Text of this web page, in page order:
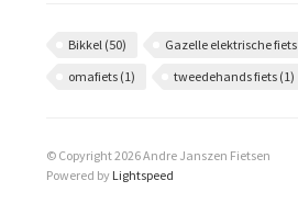
Bikkel (50) Gazelle elektrische fiets
omafiets (1) tweedehands fiets (1)
© Copyright 2026 Andre Janszen Fietsen
Powered by Lightspeed